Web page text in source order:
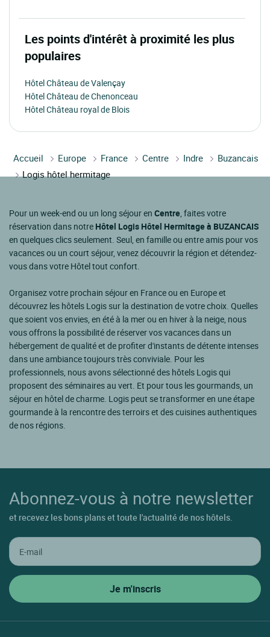
Les points d'intérêt à proximité les plus
populaires
Hôtel Château de Valençay
Hôtel Château de Chenonceau
Hôtel Château royal de Blois
Accueil Europe France Centre Indre
Buzancais
Logis hôtel hermitage
Pour un week-end ou un long séjour en Centre, faites votre
réservation dans notre Hôtel Logis Hôtel Hermitage à BUZANCAIS
en quelques clics seulement. Seul, en famille ou entre amis pour vos
vacances ou un court séjour, venez découvrir la région et détendez-
vous dans votre Hôtel tout confort.
Organisez votre prochain séjour en France ou en Europe et
découvrez les hôtels Logis sur la destination de votre choix. Quelles
que soient vos envies, en été à la mer ou en hiver à la neige, nous
vous offrons la possibilité de réserver vos vacances dans un
hébergement de qualité et de profiter d'instants de détente intenses
dans une ambiance toujours très conviviale. Pour les
professionnels, nous avons sélectionné des hôtels Logis qui
proposent des séminaires au vert. Et pour tous les gourmands, un
séjour en hôtel de charme. Logis peut se transformer en une étape
gourmande à la rencontre des terroirs et des cuisines authentiques
de nos régions.
Abonnez-vous à notre newsletter
et recevez les bons plans et toute l'actualité de nos hôtels.